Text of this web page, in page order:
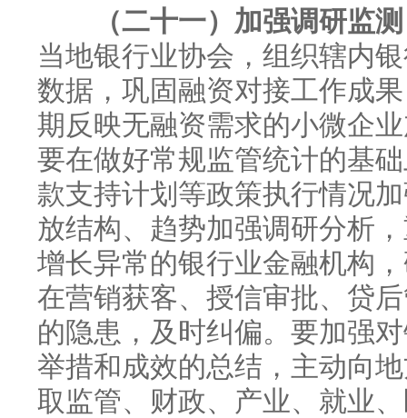
（二十一）加强调研监
当地银行业协会，组织辖内
数据，巩固融资对接工作成
期反映无融资需求的小微企
要在做好常规监管统计的基
款支持计划等政策执行情况
放结构、趋势加强调研分析
增长异常的银行业金融机构
在营销获客、授信审批、贷
的隐患，及时纠偏。要加强
举措和成效的总结，主动向
取监管、财政、产业、就业